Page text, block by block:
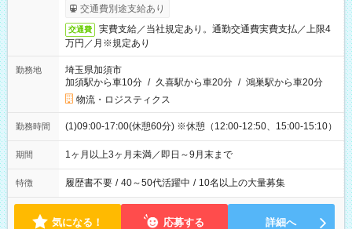
交通費別途支給あり
交通費
実費支給／当社規定あり。通勤交通費実費支払／上限4
万円／月※規定あり
勤務地
埼玉県加須市
加須駅から車10分 / 久喜駅から車20分 / 鴻巣駅から車20分
物流・ロジスティクス
勤務時間 (1)09:00-17:00(休憩60分) ※休憩（12:00-12:50、15:00-15:10）
期間 1ヶ月以上3ヶ月未満／即日～9月末まで
特徴 履歴書不要 / 40～50代活躍中 / 10名以上の大量募集
気になる！ 応募する 詳細へ